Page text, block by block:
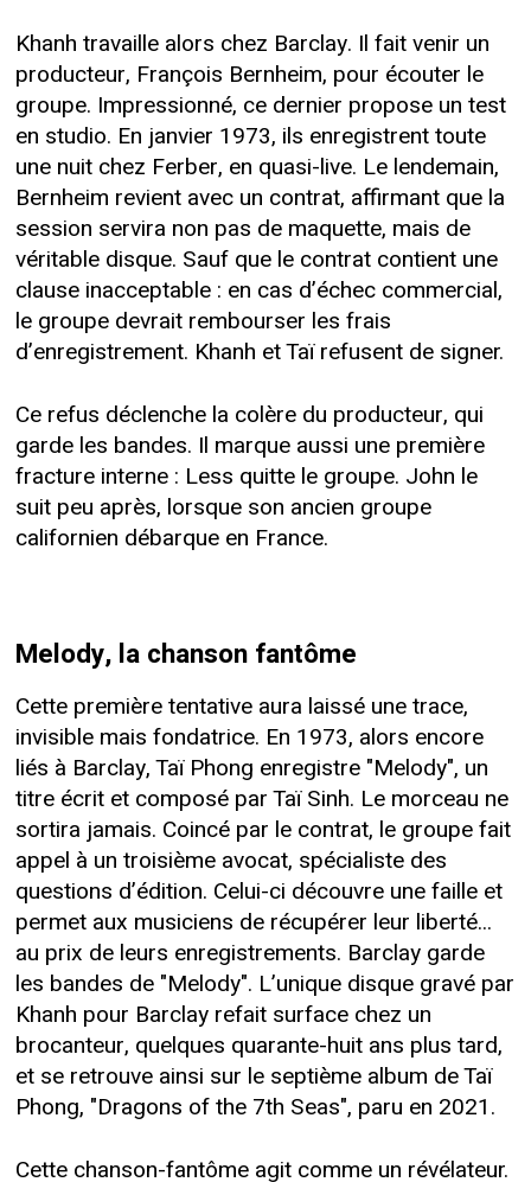
Khanh travaille alors chez Barclay. Il fait venir un
producteur, François Bernheim, pour écouter le
groupe. Impressionné, ce dernier propose un test
en studio. En janvier 1973, ils enregistrent toute
une nuit chez Ferber, en quasi-live. Le lendemain,
Bernheim revient avec un contrat, affirmant que la
session servira non pas de maquette, mais de
véritable disque. Sauf que le contrat contient une
clause inacceptable : en cas d’échec commercial,
le groupe devrait rembourser les frais
d’enregistrement. Khanh et Taï refusent de signer.
Ce refus déclenche la colère du producteur, qui
garde les bandes. Il marque aussi une première
fracture interne : Less quitte le groupe. John le
suit peu après, lorsque son ancien groupe
californien débarque en France.
Melody, la chanson fantôme
Cette première tentative aura laissé une trace,
invisible mais fondatrice. En 1973, alors encore
liés à Barclay, Taï Phong enregistre "Melody", un
titre écrit et composé par Taï Sinh. Le morceau ne
sortira jamais. Coincé par le contrat, le groupe fait
appel à un troisième avocat, spécialiste des
questions d’édition. Celui-ci découvre une faille et
permet aux musiciens de récupérer leur liberté...
au prix de leurs enregistrements. Barclay garde
les bandes de "Melody". L’unique disque gravé par
Khanh pour Barclay refait surface chez un
brocanteur, quelques quarante-huit ans plus tard,
et se retrouve ainsi sur le septième album de Taï
Phong, "Dragons of the 7th Seas", paru en 2021.
Cette chanson-fantôme agit comme un révélateur.